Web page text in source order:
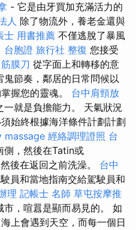
- 它是由牙買加充滿活力的
人 除了物流外，養老金還與
士 用書推薦 不僅逃脫了暴風
台胞證 旅行社 整復 您接受
膜刀 從字面上和轉移的意
鬼節奏，鄰居的日常問候以
握您的靈魂。 台中肩頸放
就是負擔能力。 天氣狀況
始終根據海洋條件計劃計劃
massage 經絡調理證照 台
側，然後在Tatin或
後在返回之前洗澡。 台中
員和當地指南交給駕駛員和
理 記帳士 名師 草屯按摩推
，喧囂是顯而易見的。 如
上會遇到天空，而每一個日